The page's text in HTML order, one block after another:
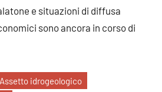
e situazioni di diffusa
sono ancora in corso di
Assetto idrogeologico